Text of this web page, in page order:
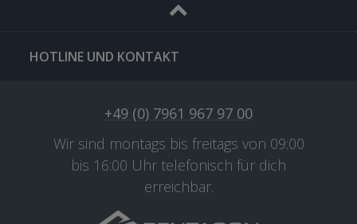
HOTLINE UND KONTAKT
+49 (0) 7961 967 97 00
Wir sind montags bis freitags von 09:00
bis 16:00 Uhr telefonisch für dich
erreichbar.